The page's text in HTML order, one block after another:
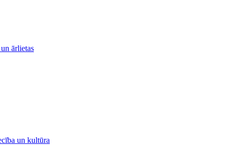
ārlietas
un kultūra